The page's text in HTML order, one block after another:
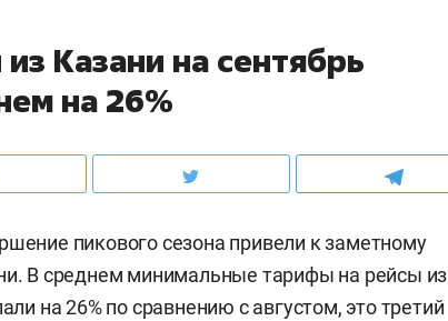
Казани на сентябрь
на 26%
пикового сезона привели к заметному
В среднем минимальные тарифы на рейсы из
на 26% по сравнению с августом, это третий